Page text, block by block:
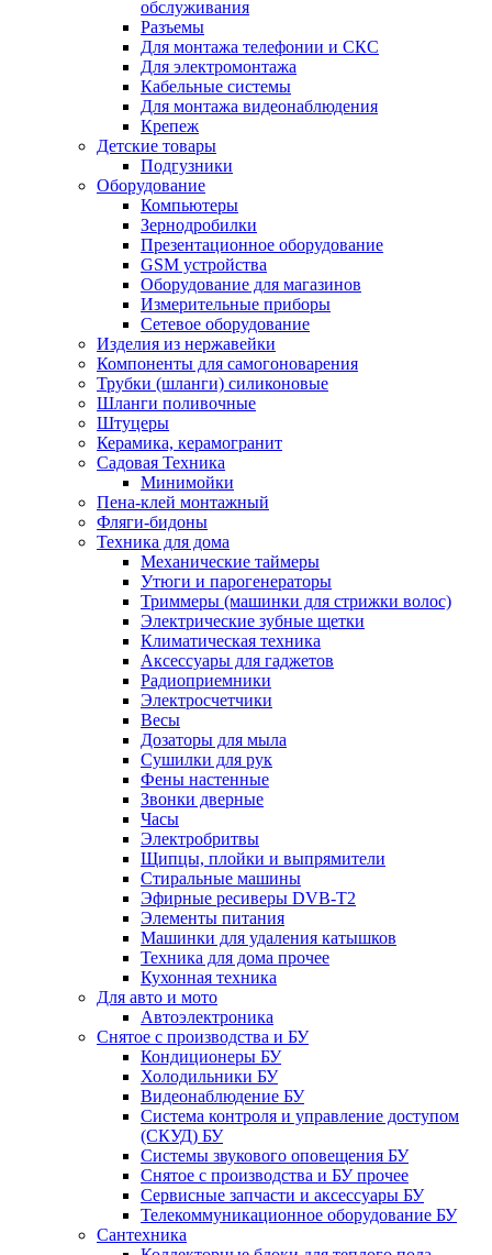
обслуживания
Разъемы
Для монтажа телефонии и СКС
Для электромонтажа
Кабельные системы
Для монтажа видеонаблюдения
Крепеж
Детские товары
Подгузники
Оборудование
Компьютеры
Зернодробилки
Презентационное оборудование
GSM устройства
Оборудование для магазинов
Измерительные приборы
Сетевое оборудование
Изделия из нержавейки
Компоненты для самогоноварения
Трубки (шланги) силиконовые
Шланги поливочные
Штуцеры
Керамика, керамогранит
Садовая Техника
Минимойки
Пена-клей монтажный
Фляги-бидоны
Техника для дома
Механические таймеры
Утюги и парогенераторы
Триммеры (машинки для стрижки волос)
Электрические зубные щетки
Климатическая техника
Аксессуары для гаджетов
Радиоприемники
Электросчетчики
Весы
Дозаторы для мыла
Сушилки для рук
Фены настенные
Звонки дверные
Часы
Электробритвы
Щипцы, плойки и выпрямители
Стиральные машины
Эфирные ресиверы DVB-T2
Элементы питания
Машинки для удаления катышков
Техника для дома прочее
Кухонная техника
Для авто и мото
Автоэлектроника
Снятое с производства и БУ
Кондиционеры БУ
Холодильники БУ
Видеонаблюдение БУ
Система контроля и управление доступом
(СКУД) БУ
Системы звукового оповещения БУ
Снятое с производства и БУ прочее
Сервисные запчасти и аксессуары БУ
Телекоммуникационное оборудование БУ
Сантехника